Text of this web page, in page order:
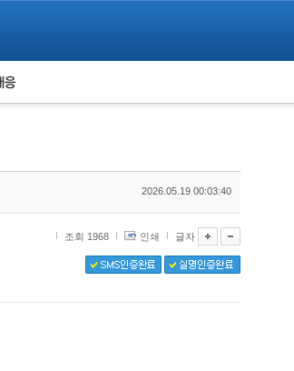
공동대응
2026.05.19 00:03:40
조회 1968 인쇄 글자